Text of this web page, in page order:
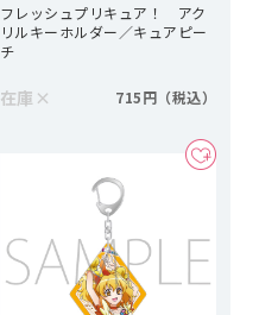
フレッシュプリキュア！ アク
リルキーホルダー／キュアピー
チ
在庫 × 715円